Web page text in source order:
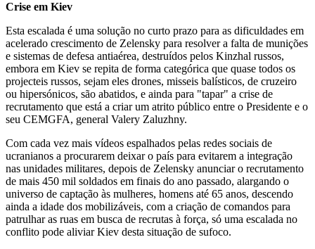
Crise em Kiev
Esta escalada é uma solução no curto prazo para as dificuldades em
acelerado crescimento de Zelensky para resolver a falta de munições
e sistemas de defesa antiaérea, destruídos pelos Kinzhal russos,
embora em Kiev se repita de forma categórica que quase todos os
projecteis russos, sejam eles drones, misseis balísticos, de cruzeiro
ou hipersónicos, são abatidos, e ainda para "tapar" a crise de
recrutamento que está a criar um atrito público entre o Presidente e o
seu CEMGFA, general Valery Zaluzhny.
Com cada vez mais vídeos espalhados pelas redes sociais de
ucranianos a procurarem deixar o país para evitarem a integração
nas unidades militares, depois de Zelensky anunciar o recrutamento
de mais 450 mil soldados em finais do ano passado, alargando o
universo de captação às mulheres, homens até 65 anos, descendo
ainda a idade dos mobilizáveis, com a criação de comandos para
patrulhar as ruas em busca de recrutas à força, só uma escalada no
conflito pode aliviar Kiev desta situação de sufoco.